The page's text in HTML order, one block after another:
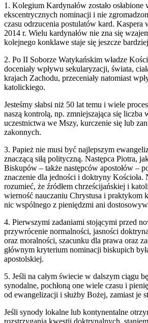
1. Kolegium Kardynałów zostało osłabione
ekscentrycznych nominacji i nie
czasu odrzucenia postulatów kard. Kaspera
2014 r. Wielu kardynałów nie zna się
kolejnego konklawe staje się jeszcze
2. Po II Soborze Watykańskim władze
doceniały wpływu sekularyzacji, świata,
krajach Zachodu, przeceniały natomiast
katolickiego.
Jesteśmy słabsi niż 50 lat temu i wiele
naszą kontrolą, np. zmniejszająca się liczba
uczestnictwa we Mszy, kurczenie się lub
zakonnych.
3. Papież nie musi być najlepszym
znaczącą siłą polityczną. Następca Piotra,
Biskupów – także następców apostołów –
znaczenie dla jedności i doktryny Kościoła.
rozumieć, że źródłem chrześcijańskiej i
wierność nauczaniu Chrystusa i praktykom
nic wspólnego z pieniędzmi ani
4. Pierwszymi zadaniami stojącymi przed
przywrócenie normalności, jasności
oraz moralności, szacunku dla prawa oraz
głównym kryterium nominacji biskupich
apostolskiej.
5. Jeśli na całym świecie w dalszym ciągu
synodalne, pochłoną one wiele czasu i
od ewangelizacji i służby Bożej, zamiast je
Jeśli synody lokalne lub kontynentalne
rozstrzygania kwestii doktrynalnych,